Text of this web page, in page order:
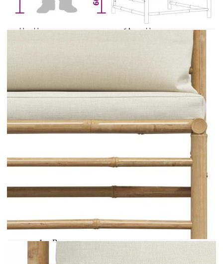
покривало. Избършете и изсушете излишната
вода или сняг от плоските повърхности след
дъжд или снеговалеж. Осигурете достатъчно
циркулация на въздух, за да избегнете повреди,
Материал: Бамбук, плат (100% полиестер)
Размери: 65 х 70 х 60 см (Ш x Д x В)
Дълбочина на седалката: 65 см
Дебелина на възглавницата за сядане: 5 см
Необходим е монтаж
1 х Централен диванен модул
1 х Възглавница за сядане
1 x Възглавница за облягане